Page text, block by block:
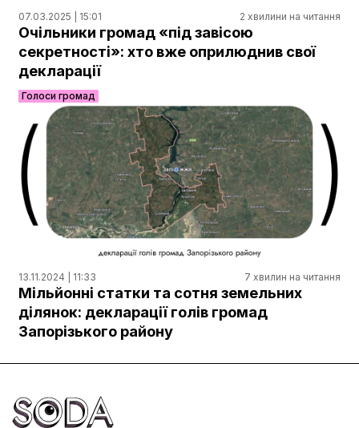
07.03.2025 | 15:01 2 хвилини на читання
Очільники громад «під завісою
секретності»: хто вже оприлюднив свої
декларації
Голоси громад
13.11.2024 | 11:33 7 хвилин на читання
Мільйонні статки та сотня земельних
ділянок: декларації голів громад
Запорізького району